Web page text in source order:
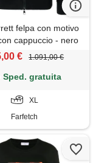
felpa con motivo
cappuccio - nero
€ 1.091,00 €
Sped. gratuita
XL
Farfetch